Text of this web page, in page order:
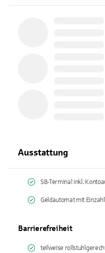
Ausstattung
SB-Terminal inkl.
Geldautomat mit
Barrierefreiheit
teilweise